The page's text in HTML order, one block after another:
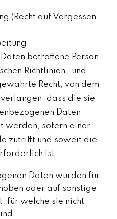
(Recht auf Vergessen
betroffene Person
Richtlinien- und
Recht, von dem
dass die sie
Daten
werden, sofern einer
zutrifft und soweit die
ist:
Daten wurden für
oder auf sonstige
für welche sie nicht